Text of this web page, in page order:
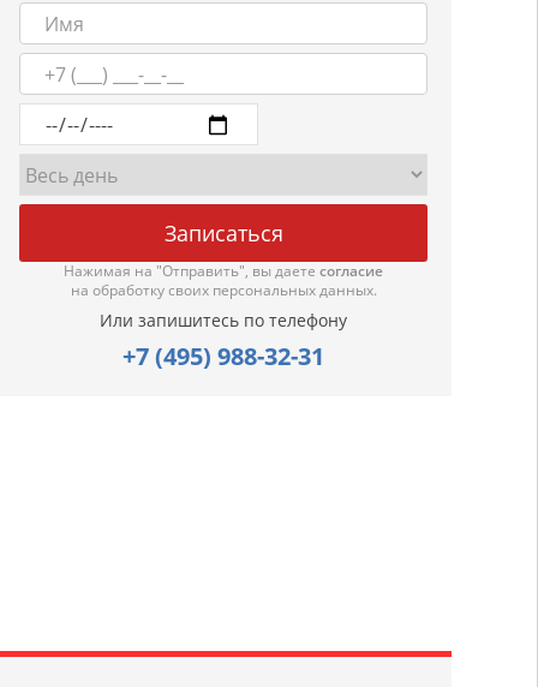
Нажимая на "Отправить", вы даете согласие
на обработку своих персональных данных.
Или запишитесь по телефону
+7 (495) 988-32-31